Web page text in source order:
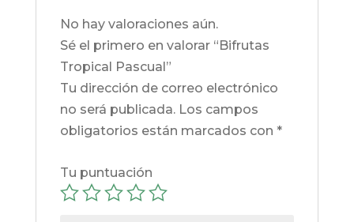
No hay valoraciones aún.
Sé el primero en valorar “Bifrutas
Tropical Pascual”
Tu dirección de correo electrónico
no será publicada. Los campos
obligatorios están marcados con *
Tu puntuación